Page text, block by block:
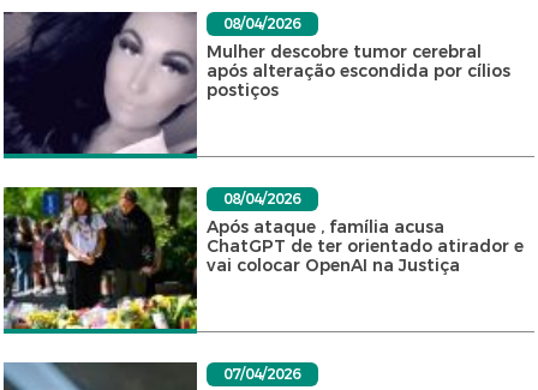
08/04/2026
Mulher descobre tumor cerebral
após alteração escondida por cílios
postiços
08/04/2026
Após ataque , família acusa
ChatGPT de ter orientado atirador e
vai colocar OpenAI na Justiça
07/04/2026